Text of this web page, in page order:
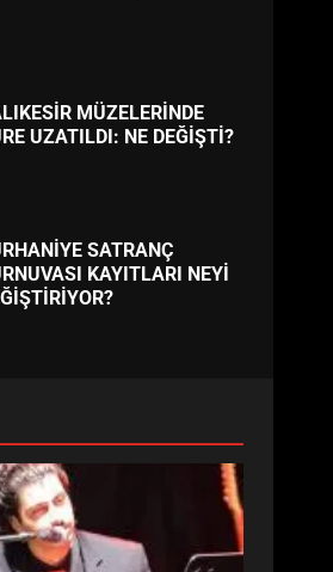
MÜZELERİNDE
UZATILDI: NE DEĞİŞTİ?
SATRANÇ
KAYITLARI NEYİ
NASIL ŞEKİLLENDİ?
SU MİRASI İÇİN